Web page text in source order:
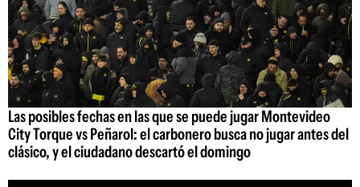
Las posibles fechas en las que se puede jugar Montevideo
City Torque vs Peñarol: el carbonero busca no jugar antes del
clásico, y el ciudadano descartó el domingo